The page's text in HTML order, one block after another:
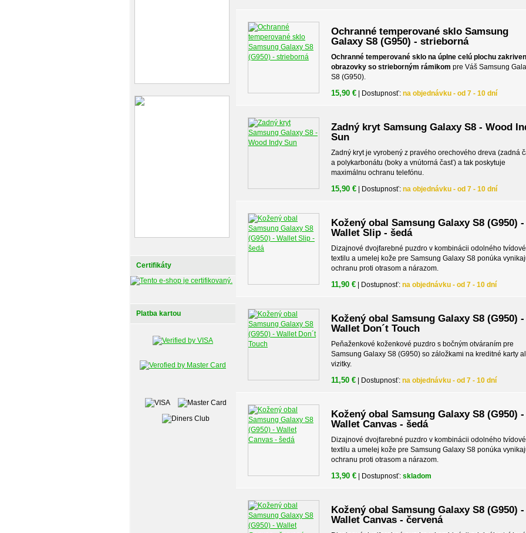
Certifikáty
Platba kartou
Ochranné temperované sklo Samsung
Galaxy S8 (G950) - strieborná
Ochranné temperované sklo na úplne celú plochu
obrazovky so strieborným rámikom pre Váš Samsung
S8 (G950).
15,90 € | Dostupnosť: na objednávku - od 7 - 10 dní
Zadný kryt Samsung Galaxy S8 - Wood
Sun
Zadný kryt je vyrobený z pravého orechového dreva (zadná
a polykarbonátu (boky a vnútorná časť) a tak poskytuje
maximálnu ochranu telefónu.
15,90 € | Dostupnosť: na objednávku - od 7 - 10 dní
Kožený obal Samsung Galaxy S8 (G950) -
Wallet Slip - šedá
Dizajnové dvojfarebné puzdro v kombinácii odolného
textilu a umelej kože pre Samsung Galaxy S8 ponúka
ochranu proti otrasom a nárazom.
11,90 € | Dostupnosť: na objednávku - od 7 - 10 dní
Kožený obal Samsung Galaxy S8 (G950) -
Wallet Don´t Touch
Peňaženkové koženkové puzdro s bočným otváraním pre
Samsung Galaxy S8 (G950) so záložkami na kreditné karty
vizitky.
11,50 € | Dostupnosť: na objednávku - od 7 - 10 dní
Kožený obal Samsung Galaxy S8 (G950) -
Wallet Canvas - šedá
Dizajnové dvojfarebné puzdro v kombinácii odolného
textilu a umelej kože pre Samsung Galaxy S8 ponúka
ochranu proti otrasom a nárazom.
13,90 € | Dostupnosť: skladom
Kožený obal Samsung Galaxy S8 (G950) -
Wallet Canvas - červená